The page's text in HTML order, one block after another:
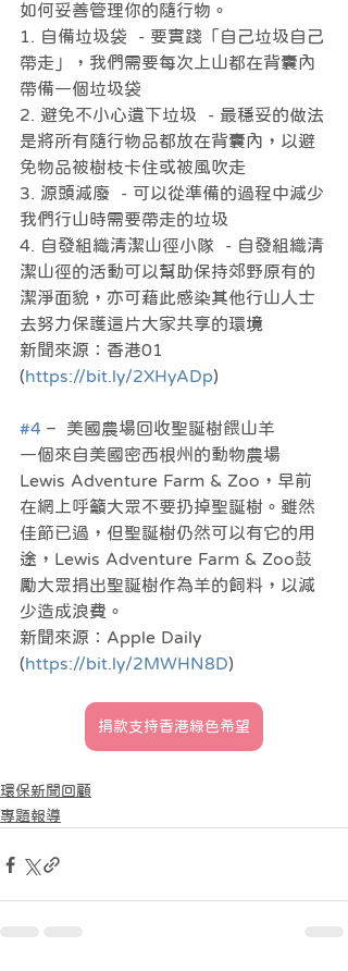
如何妥善管理你的隨行物。
1. 自備垃圾袋  - 要實踐「自己垃圾自己
帶走」，我們需要每次上山都在背囊內
帶備一個垃圾袋
2. 避免不小心遺下垃圾  - 最穩妥的做法
是將所有隨行物品都放在背囊內，以避
免物品被樹枝卡住或被風吹走
3. 源頭減廢  - 可以從準備的過程中減少
我們行山時需要帶走的垃圾
4. 自發組織清潔山徑小隊  - 自發組織清
潔山徑的活動可以幫助保持郊野原有的
潔淨面貌，亦可藉此感染其他行山人士
去努力保護這片大家共享的環境
新聞來源：香港01
(https://bit.ly/2XHyADp)
#4 –  美國農場回收聖誕樹餵山羊
一個來自美國密西根州的動物農場
Lewis Adventure Farm & Zoo，早前
在網上呼籲大眾不要扔掉聖誕樹。雖然
佳節已過，但聖誕樹仍然可以有它的用
途，Lewis Adventure Farm & Zoo鼓
勵大眾捐出聖誕樹作為羊的飼料，以減
少造成浪費。
新聞來源：Apple Daily
(https://bit.ly/2MWHN8D)
捐款支持香港綠色希望
環保新聞回顧
專題報導